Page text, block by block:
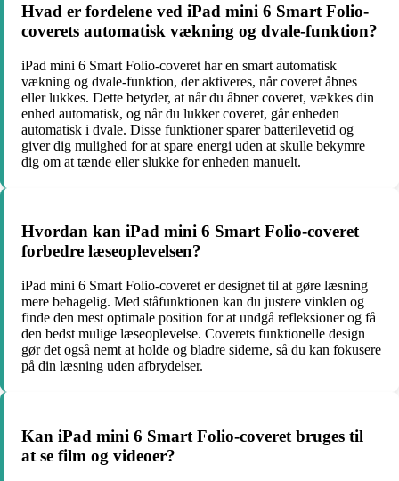
Hvad er fordelene ved iPad mini 6 Smart Folio-
coverets automatisk vækning og dvale-funktion?
iPad mini 6 Smart Folio-coveret har en smart automatisk
vækning og dvale-funktion, der aktiveres, når coveret åbnes
eller lukkes. Dette betyder, at når du åbner coveret, vækkes din
enhed automatisk, og når du lukker coveret, går enheden
automatisk i dvale. Disse funktioner sparer batterilevetid og
giver dig mulighed for at spare energi uden at skulle bekymre
dig om at tænde eller slukke for enheden manuelt.
Hvordan kan iPad mini 6 Smart Folio-coveret
forbedre læseoplevelsen?
iPad mini 6 Smart Folio-coveret er designet til at gøre læsning
mere behagelig. Med ståfunktionen kan du justere vinklen og
finde den mest optimale position for at undgå refleksioner og få
den bedst mulige læseoplevelse. Coverets funktionelle design
gør det også nemt at holde og bladre siderne, så du kan fokusere
på din læsning uden afbrydelser.
Kan iPad mini 6 Smart Folio-coveret bruges til
at se film og videoer?